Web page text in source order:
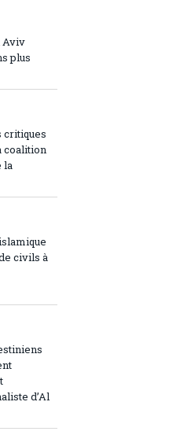
Aviv
plus
critiques
coalition
la
civils à
d’Al